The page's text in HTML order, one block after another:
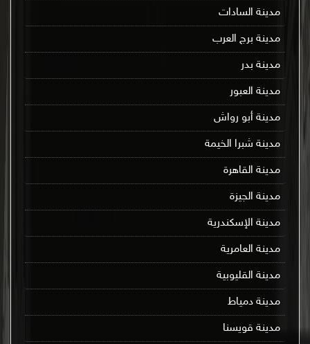
مدينة السادات
مدينة برج العرب
مدينة بدر
مدينة العبور
مدينة أبو رواش
مدينة شبرا الخيمة
مدينة القاهرة
مدينة الجيزة
مدينة الإسكندرية
مدينة العامرية
مدينة القليوبية
مدينة دمياط
مدينة قويسنا